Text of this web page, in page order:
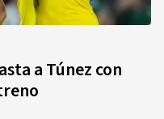
a Túnez con